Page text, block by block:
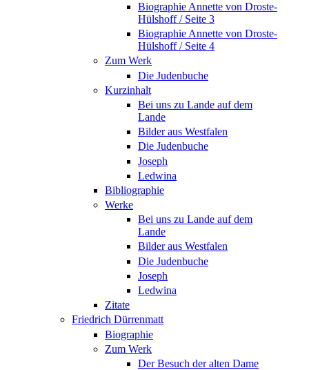
Biographie Annette von Droste-
Hülshoff / Seite 3
Biographie Annette von Droste-
Hülshoff / Seite 4
Zum Werk
Die Judenbuche
Kurzinhalt
Bei uns zu Lande auf dem
Lande
Bilder aus Westfalen
Die Judenbuche
Joseph
Ledwina
Bibliographie
Werke
Bei uns zu Lande auf dem
Lande
Bilder aus Westfalen
Die Judenbuche
Joseph
Ledwina
Zitate
Friedrich Dürrenmatt
Biographie
Zum Werk
Der Besuch der alten Dame